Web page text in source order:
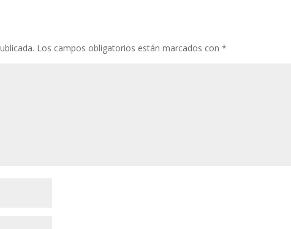
Los campos obligatorios están marcados con*